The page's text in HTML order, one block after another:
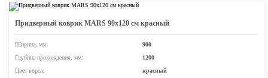
Придверный коврик MARS 90х120 см красный
Ширина, мм:
900
Глубина прохождения, мм:
1200
Цвет ворса:
красный